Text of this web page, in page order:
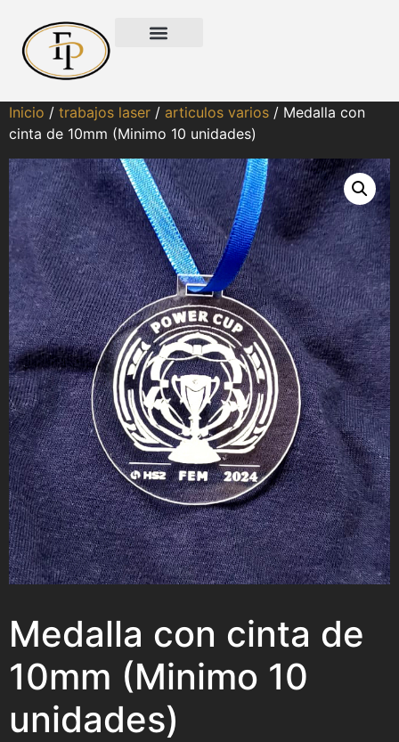
Inicio / trabajos laser / articulos varios / Medalla con
cinta de 10mm (Minimo 10 unidades)
Medalla con cinta de
10mm (Minimo 10
unidades)